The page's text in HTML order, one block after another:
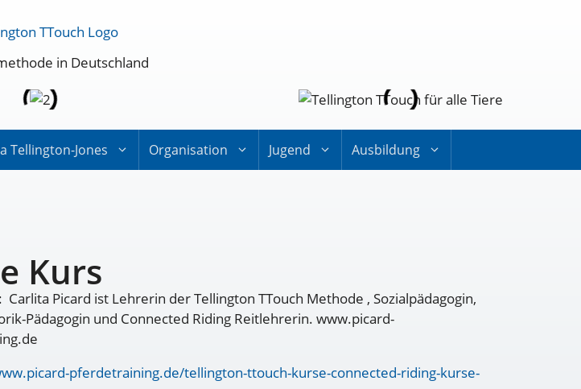
in Deutschland
Tellington-Jones Organisation Jugend Ausbildung
Kurs
Carlita Picard ist Lehrerin der Tellington TTouch Methode , Sozialpädagogin,
Pädagogin und Connected Riding Reitlehrerin. www.picard-
pferdetraining.de/tellington-ttouch-kurse-connected-riding-kurse-